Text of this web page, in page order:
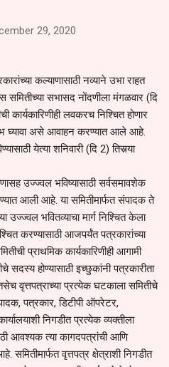
याबाबत काय निर्णय घेते, याकडे
29, 2020
कल्याणासाठी नव्याने उभा राहत
सभासद नोंदणीला मंगळवार (दि
लवकरच निश्‍चित होणार
घ्यावा असे आवाहन करण्यात आले आहे.
येत्या शनिवारी (दि 2) तिसर्‍या
उज्ज्वल भविष्यासाठी सर्वसमावशेक
आली आहे. या समितीमार्फत संपादक ते
उज्ज्वल भवितव्याचा मार्ग निश्‍चित केला
करण्यासाठी आजपर्यंत पत्रकारांच्या
प्राथमिक कार्यकारिणीही आगामी
सदस्य होण्यासाठी इच्छुकांनी पत्रकारीता
वृत्तपत्राच्या प्रत्येक घटकाला समितीचे
पत्रकार, डिटीपी ऑपरेटर,
निगडीत प्रत्येक व्यक्तीला
आवश्यक त्या कागदपत्रांची आणि
समितीमार्फत वृत्तपत्र क्षेत्राशी निगडीत